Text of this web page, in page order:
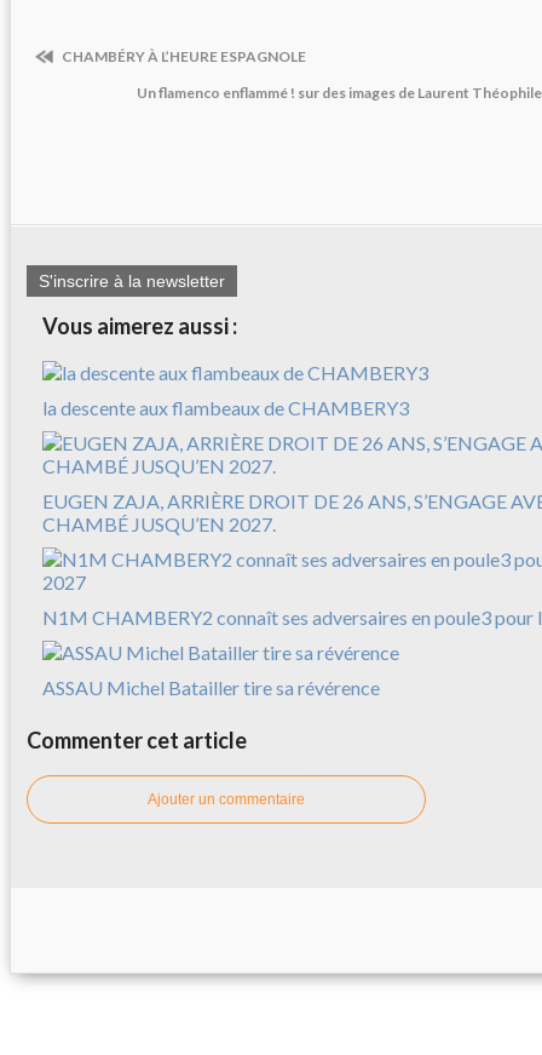
CHAMBÉRY À L’HEURE ESPAGNOLE
Un flamenco enflammé ! sur des images de Laurent
S'inscrire à la newsletter
Vous aimerez aussi :
la descente aux flambeaux de CHAMBERY3
EUGEN ZAJA, ARRIÈRE DROIT DE 26 ANS, S’ENGAGE
CHAMBÉ JUSQU’EN 2027.
N1M CHAMBERY2 connaît ses adversaires en poule3 pour
ASSAU Michel Batailler tire sa révérence
Commenter cet article
Ajouter un commentaire